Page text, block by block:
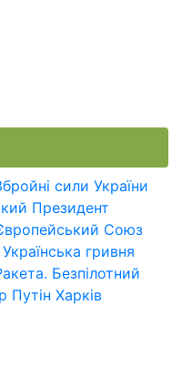
сили України
Президент
Союз
Українська гривня
Безпілотний
Путін Харків